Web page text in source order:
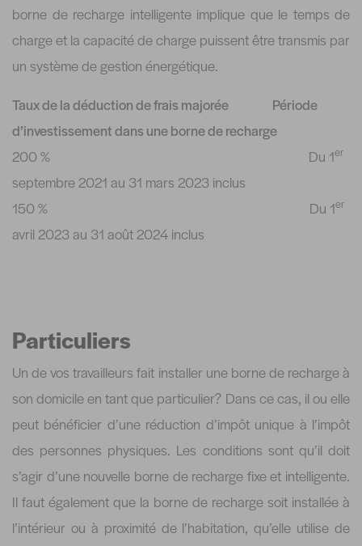
borne de recharge intelligente implique que le temps de
charge et la capacité de charge puissent être transmis par
un système de gestion énergétique.
Taux de la déduction de frais majorée Période
d’investissement dans une borne de recharge
200 % Du 1er
septembre 2021 au 31 mars 2023 inclus
150 % Du 1er
avril 2023 au 31 août 2024 inclus
Particuliers
Un de vos travailleurs fait installer une borne de recharge à
son domicile en tant que particulier? Dans ce cas, il ou elle
peut bénéficier d’une réduction d’impôt unique à l’impôt
des personnes physiques. Les conditions sont qu’il doit
s’agir d’une nouvelle borne de recharge fixe et intelligente.
Il faut également que la borne de recharge soit installée à
l’intérieur ou à proximité de l’habitation, qu’elle utilise de